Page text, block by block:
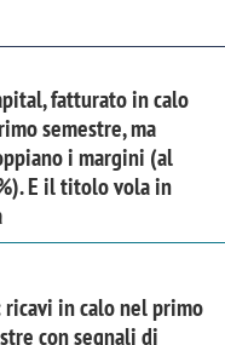
fatturato in calo
semestre, ma
i margini (al
E il titolo vola in
ricavi in calo nel primo
con segnali di